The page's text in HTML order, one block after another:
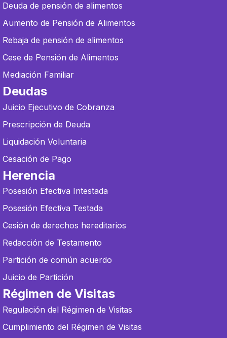
Deuda de pensión de alimentos
Aumento de Pensión de Alimentos
Rebaja de pensión de alimentos
Cese de Pensión de Alimentos
Mediación Familiar
Deudas
Juicio Ejecutivo de Cobranza
Prescripción de Deuda
Liquidación Voluntaria
Cesación de Pago
Herencia
Posesión Efectiva Intestada
Posesión Efectiva Testada
Cesión de derechos hereditarios
Redacción de Testamento
Partición de común acuerdo
Juicio de Partición
Régimen de Visitas
Regulación del Régimen de Visitas
Cumplimiento del Régimen de Visitas